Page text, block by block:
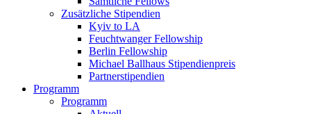
Zusätzliche Stipendien
Kyiv to LA
Feuchtwanger Fellowship
Berlin Fellowship
Michael Ballhaus Stipendienpreis
Partnerstipendien
Programm
Programm